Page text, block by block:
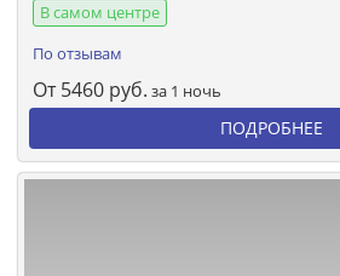
В самом центре
По отзывам
От 5460 руб. за 1 ночь
ПОДРОБНЕЕ